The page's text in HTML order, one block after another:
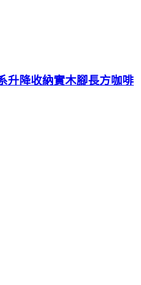
升降收納實木腳長方咖啡